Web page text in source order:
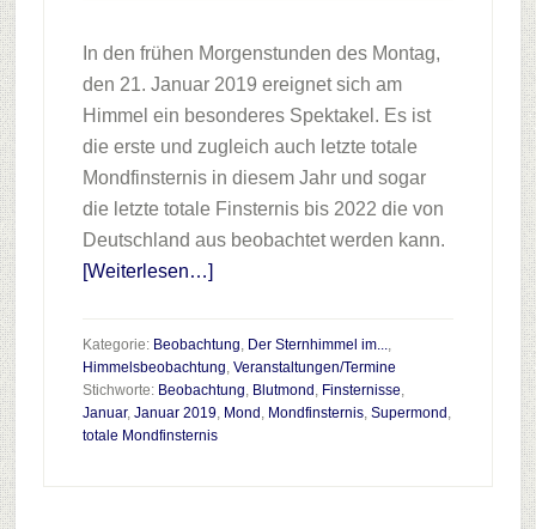
In den frühen Morgenstunden des Montag,
den 21. Januar 2019 ereignet sich am
Himmel ein besonderes Spektakel. Es ist
die erste und zugleich auch letzte totale
Mondfinsternis in diesem Jahr und sogar
die letzte totale Finsternis bis 2022 die von
Deutschland aus beobachtet werden kann.
[Weiterlesen…]Infos
Vortrag
“Die
Mondfinsternis
Kategorie: Beobachtung Der Sternhimmel im...
Himmelsbeobachtung Veranstaltungen/Termine
Stichworte: Beobachtung Blutmond Finsternisse
Januar, Januar 2019, Mond Mondfinsternis, Supermond
totale Mondfinsternis